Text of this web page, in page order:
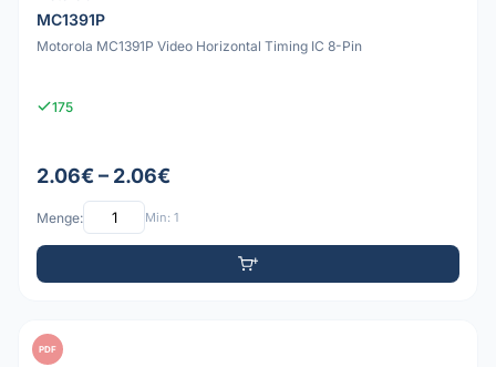
MC1391P
Motorola MC1391P Video Horizontal Timing IC 8-Pin
175
2.06€ – 2.06€
Menge: Min: 1
PDF